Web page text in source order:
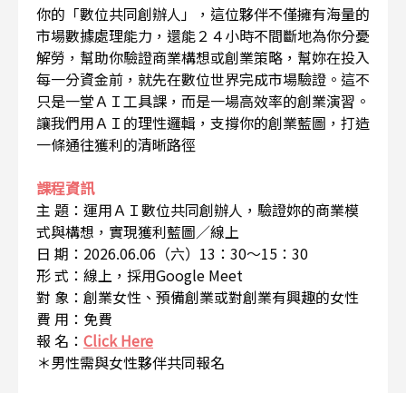
你的「數位共同創辦人」，這位夥伴不僅擁有海量的
市場數據處理能力，還能２４小時不間斷地為你分憂
解勞，幫助你驗證商業構想或創業策略，幫妳在投入
每一分資金前，就先在數位世界完成市場驗證。這不
只是一堂ＡＩ工具課，而是一場高效率的創業演習。
讓我們用ＡＩ的理性邏輯，支撐你的創業藍圖，打造
一條通往獲利的清晰路徑
課程資訊
主 題：運用ＡＩ數位共同創辦人，驗證妳的商業模
式與構想，實現獲利藍圖／線上
日 期：2026.06.06（六）13：30～15：30
形 式：線上，採用Google Meet
對 象：創業女性、預備創業或對創業有興趣的女性
費 用：免費
報 名： Click Here
＊男性需與女性夥伴共同報名